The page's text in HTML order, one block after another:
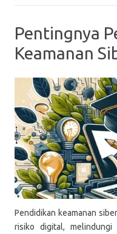
Pentingnya
Keamanan
Pendidikan keamanan
risiko digital, melindungi